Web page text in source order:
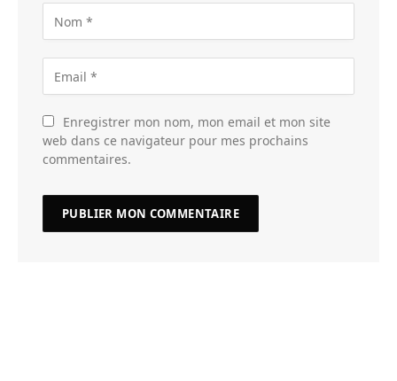
Enregistrer mon nom, mon email et mon site
web dans ce navigateur pour mes prochains
commentaires.